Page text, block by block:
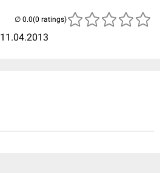
11.04.2013
(0 ratings)